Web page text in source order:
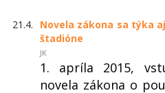
21.4.
Novela zákona sa týka
štadióne
JK
1. apríla 2015,
novela zákona o